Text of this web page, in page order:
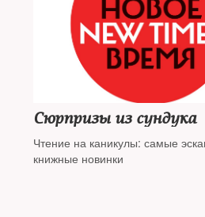
Сюрпризы из сундука
Чтение на каникулы: самые
книжные новинки